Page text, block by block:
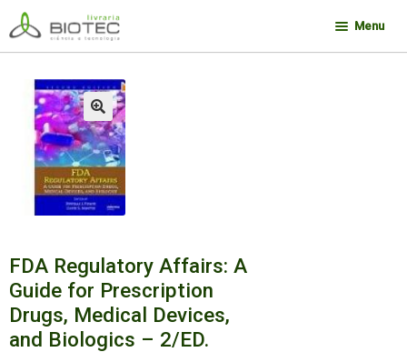
Pular
para
navegação
Pular
para
o
conteúdo
Menu
🔍
FDA Regulatory Affairs: A
Guide for Prescription
Drugs, Medical Devices,
and Biologics – 2/ED.